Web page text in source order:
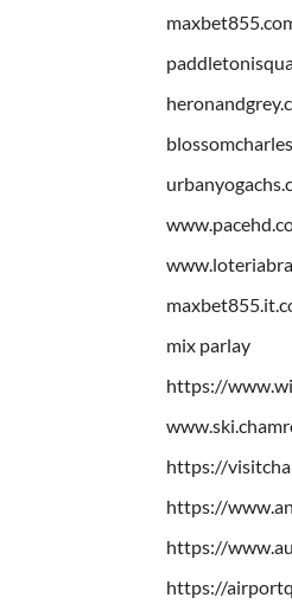
mix parlay
https://
https://
https://
https://
https://